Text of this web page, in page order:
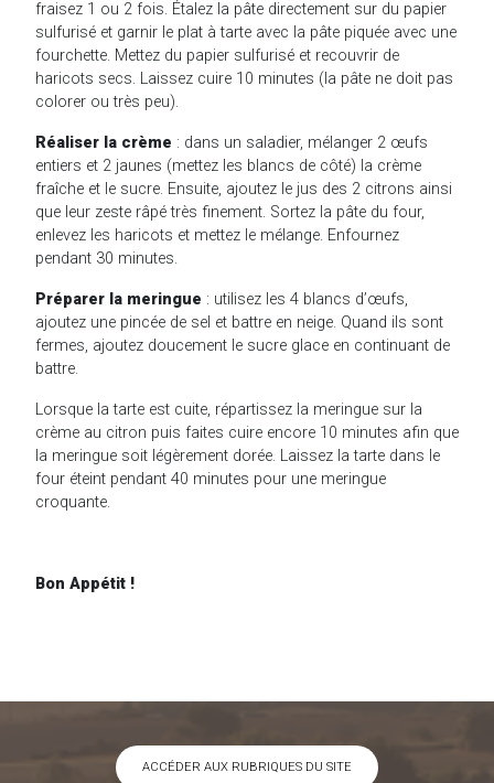
fraisez 1 ou 2 fois. Étalez la pâte directement sur du papier
sulfurisé et garnir le plat à tarte avec la pâte piquée avec une
fourchette. Mettez du papier sulfurisé et recouvrir de
haricots secs. Laissez cuire 10 minutes (la pâte ne doit pas
colorer ou très peu).
Réaliser la crème : dans un saladier, mélanger 2 œufs
entiers et 2 jaunes (mettez les blancs de côté) la crème
fraîche et le sucre. Ensuite, ajoutez le jus des 2 citrons ainsi
que leur zeste râpé très finement. Sortez la pâte du four,
enlevez les haricots et mettez le mélange. Enfournez
pendant 30 minutes.
Préparer la meringue : utilisez les 4 blancs d’œufs,
ajoutez une pincée de sel et battre en neige. Quand ils sont
fermes, ajoutez doucement le sucre glace en continuant de
battre.
Lorsque la tarte est cuite, répartissez la meringue sur la
crème au citron puis faites cuire encore 10 minutes afin que
la meringue soit légèrement dorée. Laissez la tarte dans le
four éteint pendant 40 minutes pour une meringue
croquante.
Bon Appétit !
ACCÉDER AUX RUBRIQUES DU SITE